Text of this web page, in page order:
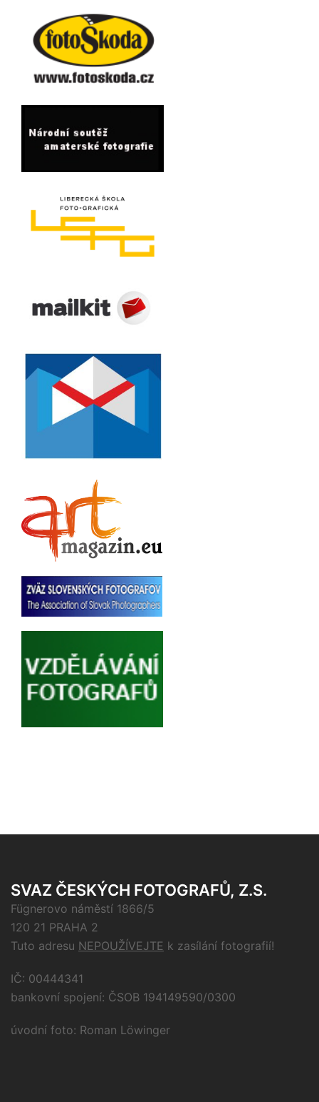
SVAZ ČESKÝCH FOTOGRAFŮ, Z.S.
Fügnerovo náměstí 1866/5
120 21 PRAHA 2
Tuto adresu NEPOUŽÍVEJTE k zasílání fotografií!
IČ: 00444341
bankovní spojení: ČSOB 194149590/0300
úvodní foto: Roman Löwinger